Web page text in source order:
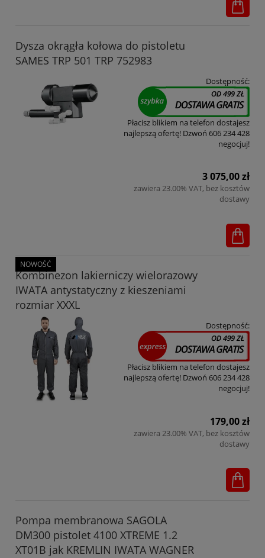
Dysza okrągła kołowa do pistoletu
SAMES TRP 501 TRP 752983
Dostępność:
Płacisz blikiem na telefon dostajesz
najlepszą ofertę! Dzwoń 606 234 428
negocjuj!
3 075,00 zł
zawiera 23.00% VAT, bez kosztów
dostawy
Kombinezon lakierniczy wielorazowy
IWATA antystatyczny z kieszeniami
rozmiar XXXL
Dostępność:
Płacisz blikiem na telefon dostajesz
najlepszą ofertę! Dzwoń 606 234 428
negocjuj!
179,00 zł
zawiera 23.00% VAT, bez kosztów
dostawy
NOWOŚĆ
Pompa membranowa SAGOLA
DM300 pistolet 4100 XTREME 1.2
XT01B jak KREMLIN IWATA WAGNER